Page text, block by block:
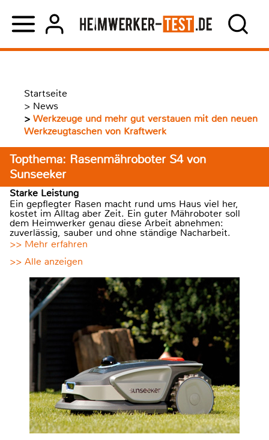
Startseite
> News
> Werkzeuge und mehr gut verstauen mit den neuen
Werkzeugtaschen von Kraftwerk
Topthema: Rasenmähroboter S4 von
Sunseeker
Starke Leistung
Ein gepflegter Rasen macht rund ums Haus viel her,
kostet im Alltag aber Zeit. Ein guter Mähroboter soll
dem Heimwerker genau diese Arbeit abnehmen:
zuverlässig, sauber und ohne ständige Nacharbeit.
>> Mehr erfahren
>> Alle anzeigen